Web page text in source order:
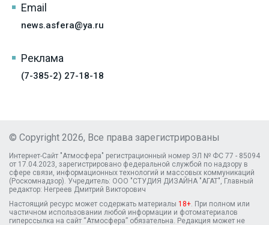
Email
news.asfera@ya.ru
Реклама
(7-385-2) 27-18-18
© Copyright 2026, Все права зарегистрированы
Интернет-Сайт "Атмосфера" регистрационный номер ЭЛ № ФС 77 - 85094
от 17.04.2023, зарегистрировано федеральной службой по надзору в
сфере связи, информационных технологий и массовых коммуникаций
(Роскомнадзор). Учредитель: ООО "СТУДИЯ ДИЗАЙНА "АГАТ", Главный
редактор: Негреев Дмитрий Викторович
Настоящий ресурс может содержать материалы 18+ . При полном или
частичном использовании любой информации и фотоматериалов
гиперссылка на сайт “Атмосфера” обязательна. Редакция может не